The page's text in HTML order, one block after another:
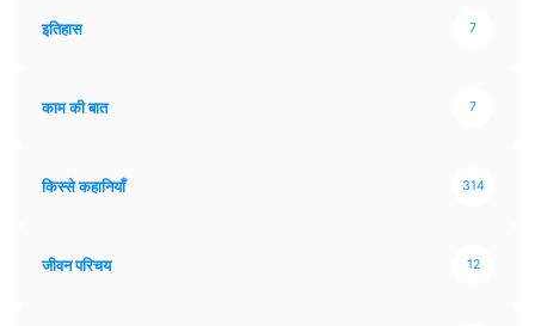
इतिहास 7
काम की बात 7
किस्से कहानियाँ 314
जीवन परिचय 12